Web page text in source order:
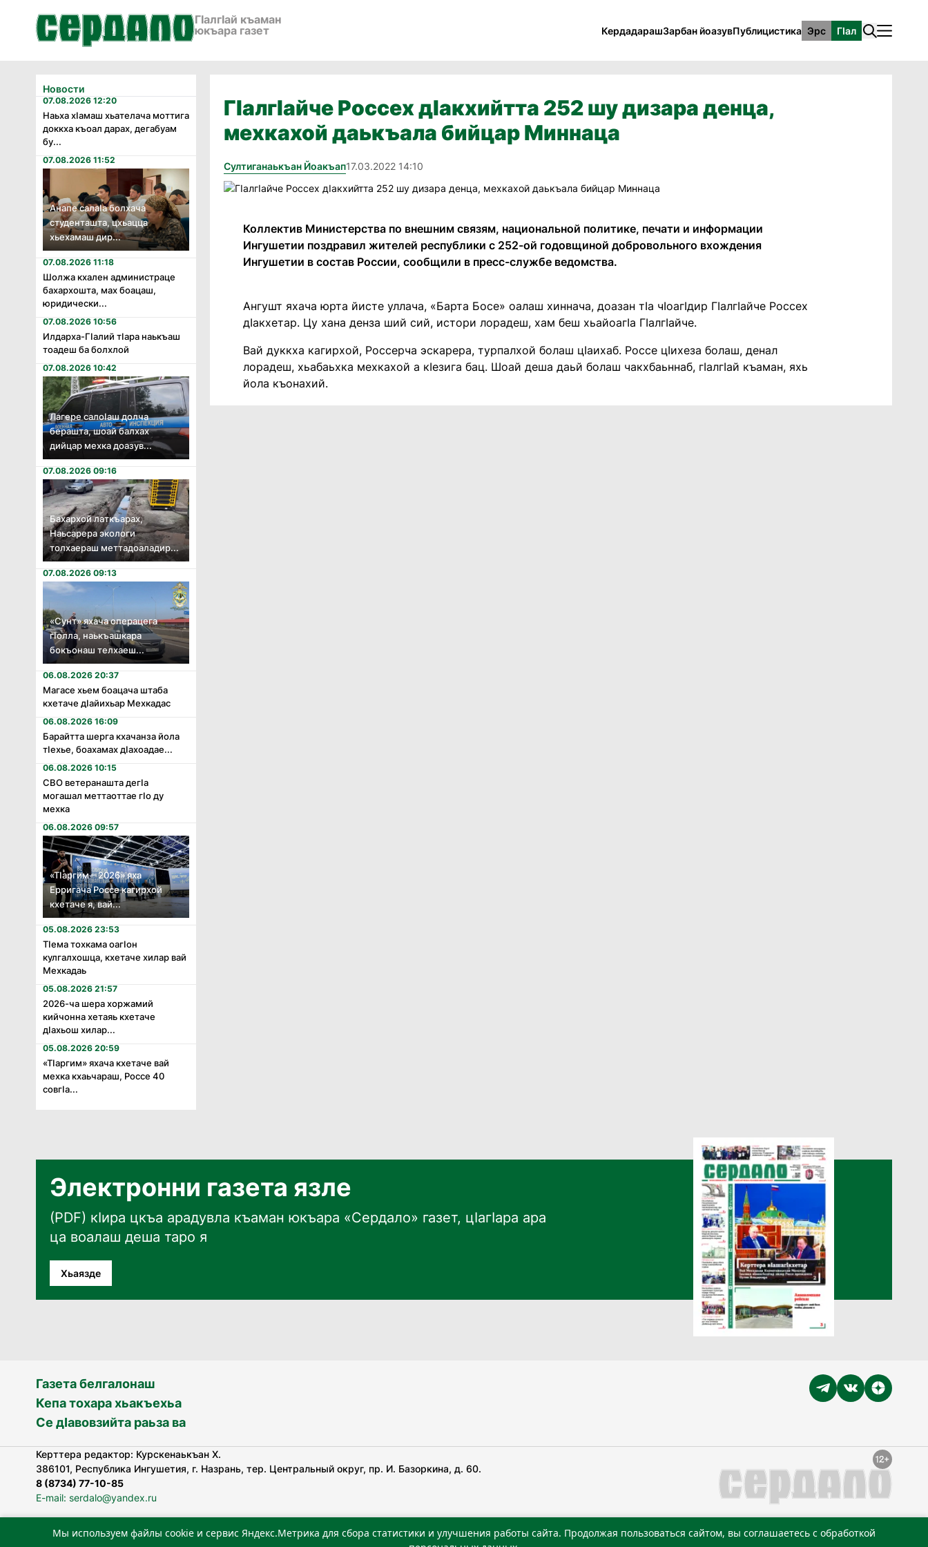
ГӀалгӀай къаман
юкъара газет
КердадарашЗарбан йоазувПублицистика Эрс ГӀал
Новости
07.08.2026 12:20
Наьха хӏамаш хьателача моттига
доккха къоал дарах, дегабуам
бу...
07.08.2026 11:52
Анапе салаӏа болхача
студенташта, цхьацца
хьехамаш дир...
07.08.2026 11:18
Шолжа кхален администраце
бахархошта, мах боацаш,
юридически...
07.08.2026 10:56
Илдарха-Гӏалий тӏара наькъаш
тоадеш ба болхлой
07.08.2026 10:42
Лагере салоӏаш долча
берашта, шоай балхах
дийцар мехка доазув...
07.08.2026 09:16
Бахархой латкъарах,
Наьсарера экологи
толхаераш меттадоаладир...
07.08.2026 09:13
«Сунт» яхача операцега
гӏолла, наькъашкара
бокъонаш телхаеш...
06.08.2026 20:37
Магасе хьем боацача штаба
кхетаче дӏайихьар Мехкадас
06.08.2026 16:09
Барайтта шерга кхачанза йола
тӏехье, боахамах дӏахоадае...
06.08.2026 10:15
СВО ветеранашта дегӏа
могашал меттаоттае гӏо ду
мехка
06.08.2026 09:57
«Тӏаргим – 2026» яха
Ерригача Россе кагирхой
кхетаче я, вай...
05.08.2026 23:53
Тӏема тохкама оагӏон
кулгалхошца, кхетаче хилар вай
Мехкадаь
05.08.2026 21:57
2026-ча шера хоржамий
кийчонна хетаяь кхетаче
дӏахьош хилар...
05.08.2026 20:59
«Тӏаргим» яхача кхетаче вай
мехка кхаьчараш, Россе 40
совгӏа...
ГIалгIайче Россех дIакхийтта 252 шу дизара денца,
мехкахой даькъала бийцар Миннаца
Султиганаькъан Йоакъап17.03.2022 14:10
Коллектив Министерства по внешним связям, национальной политике, печати и информации
Ингушетии поздравил жителей республики с 252-ой годовщиной добровольного вхождения
Ингушетии в состав России, сообщили в пресс-службе ведомства.
Ангушт яхача юрта йисте уллача, «Барта Босе» оалаш хиннача, доазан тIа чIоагIдир ГIалгIайче Россех
дIакхетар. Цу хана денза ший сий, истори лорадеш, хам беш хьайоагIа ГIалгIайче.
Вай дуккха кагирхой, Россерча эскарера, турпалхой болаш цIаихаб. Россе цIихеза болаш, денал
лорадеш, хьабаьхка мехкахой а кIезига бац. Шоай деша даьй болаш чакхбаьннаб, гIалгIай къаман, яхь
йола къонахий.
Электронни газета язле
(PDF) кӀира цкъа арадувла къаман юкъара «Сердало» газет, цӀагӀара ара
ца воалаш деша таро я
Хьаязде
Газета белгалонаш
Кепа тохара хьакъехьа
Се дӀавовзийта раьза ва
Керттера редактор: Курскенаькъан Х.
386101, Республика Ингушетия, г. Назрань, тер. Центральный округ, пр. И. Базоркина, д. 60.
8 (8734) 77-10-85
E-mail: serdalo@yandex.ru
«Сердало» газета арадувлар чIоагIдаьд бувзамеи, хоам беча гIирсаштеи, цар дуккхача тайпаштеи тIахьожам
Мы используем файлы cookie и сервис Яндекс.Метрика для сбора статистики и улучшения работы сайта. Продолжая пользоваться сайтом, вы соглашаетесь с обработкой